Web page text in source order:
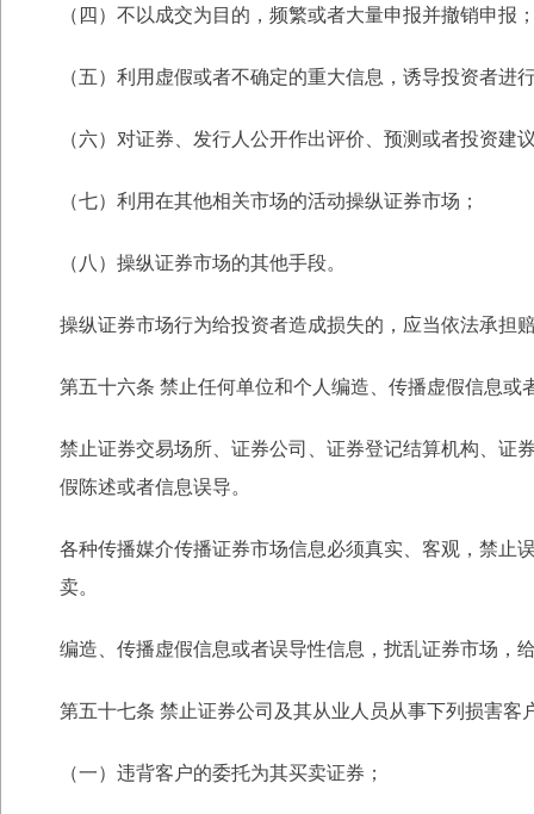
（四）不以成交为目的，频繁或者大量申报并撤销申报
（五）利用虚假或者不确定的重大信息，诱导投资者进
（六）对证券、发行人公开作出评价、预测或者投资建
（七）利用在其他相关市场的活动操纵证券市场；
（八）操纵证券市场的其他手段。
操纵证券市场行为给投资者造成损失的，应当依法承担
第五十六条 禁止任何单位和个人编造、传播虚假信息或
禁止证券交易场所、证券公司、证券登记结算机构、证
假陈述或者信息误导。
各种传播媒介传播证券市场信息必须真实、客观，禁止
卖。
编造、传播虚假信息或者误导性信息，扰乱证券市场，
第五十七条 禁止证券公司及其从业人员从事下列损害客
（一）违背客户的委托为其买卖证券；